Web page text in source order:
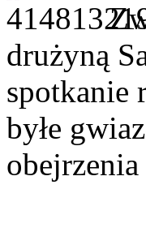
drużyną
spotkanie
byłe